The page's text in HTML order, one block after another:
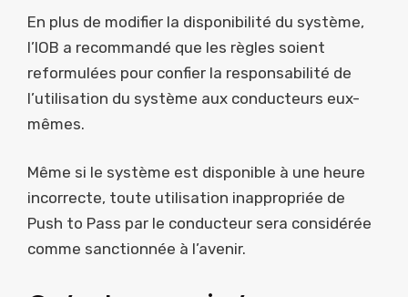
En plus de modifier la disponibilité du système,
l’IOB a recommandé que les règles soient
reformulées pour confier la responsabilité de
l’utilisation du système aux conducteurs eux-
mêmes.
Même si le système est disponible à une heure
incorrecte, toute utilisation inappropriée de
Push to Pass par le conducteur sera considérée
comme sanctionnée à l’avenir.